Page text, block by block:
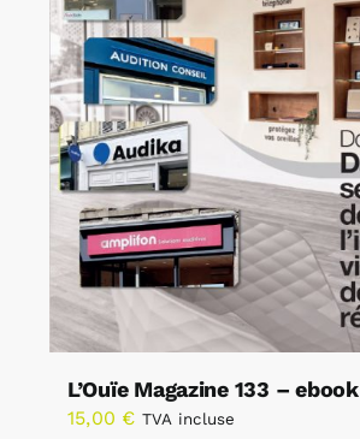
L’Ouïe Magazine 133 – ebook
15,00 € TVA incluse